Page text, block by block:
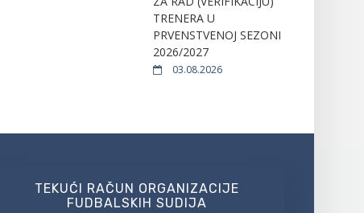
TRENERA U
PRVENSTVENOJ SEZONI
2026/2027
03.08.2026
TEKUĆI RAČUN ORGANIZACIJE
FUDBALSKIH SUDIJA